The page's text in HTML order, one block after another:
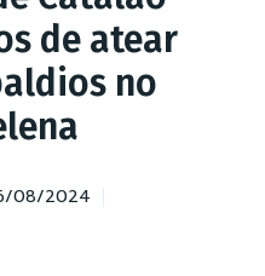
de atear
no
08/2024